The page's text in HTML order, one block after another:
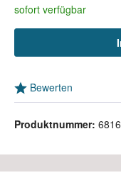
sofort verfügbar
Bewerten
Produktnummer: